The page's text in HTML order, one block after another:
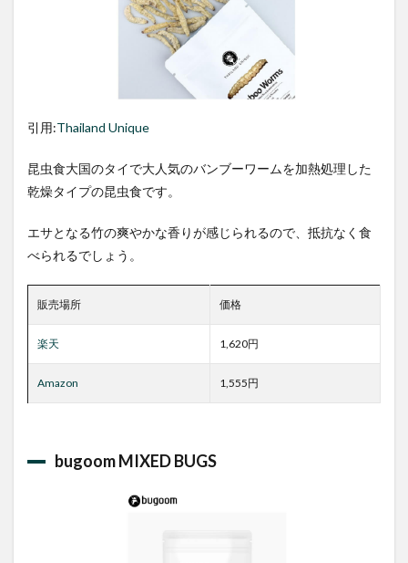
引用:Thailand Unique
昆虫食大国のタイで大人気のバンブーワームを加熱処理した
乾燥タイプの昆虫食です。
エサとなる竹の爽やかな香りが感じられるので、抵抗なく食
べられるでしょう。
販売場所 価格
楽天 1,620円
Amazon 1,555円
bugoom MIXED BUGS